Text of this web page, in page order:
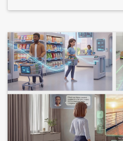
data and rising customer
combination that makes
[…]